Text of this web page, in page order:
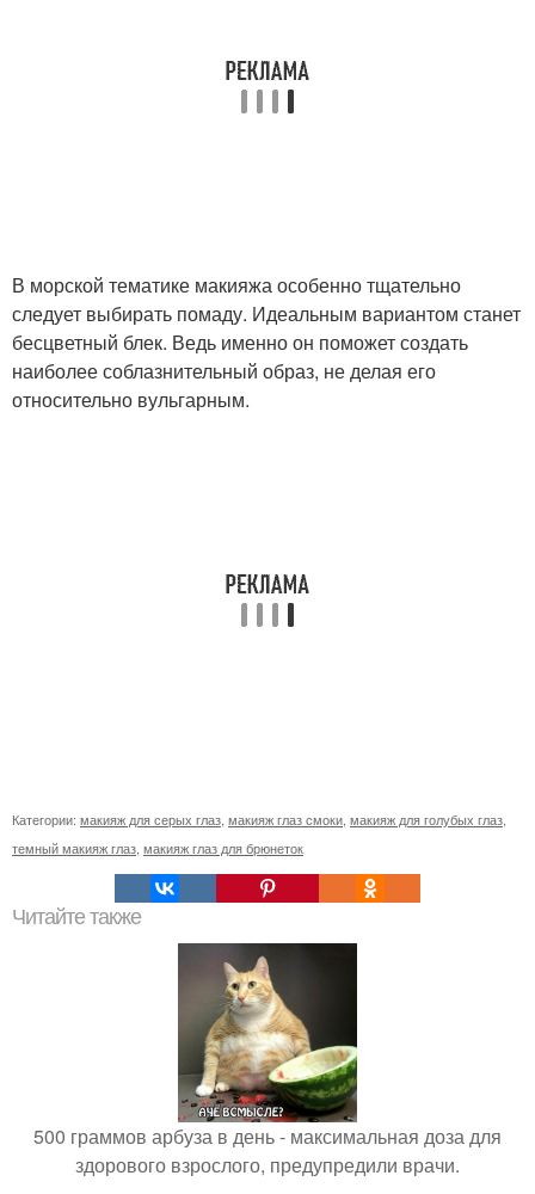
В морской тематике макияжа особенно тщательно
следует выбирать помаду. Идеальным вариантом станет
бесцветный блек. Ведь именно он поможет создать
наиболее соблазнительный образ, не делая его
относительно вульгарным.
Категории: макияж для серых глаз макияж глаз смоки макияж для голубых глаз
темный макияж глаз макияж глаз для брюнеток
Читайте также
500 граммов арбуза в день - максимальная доза для
здорового взрослого, предупредили врачи.